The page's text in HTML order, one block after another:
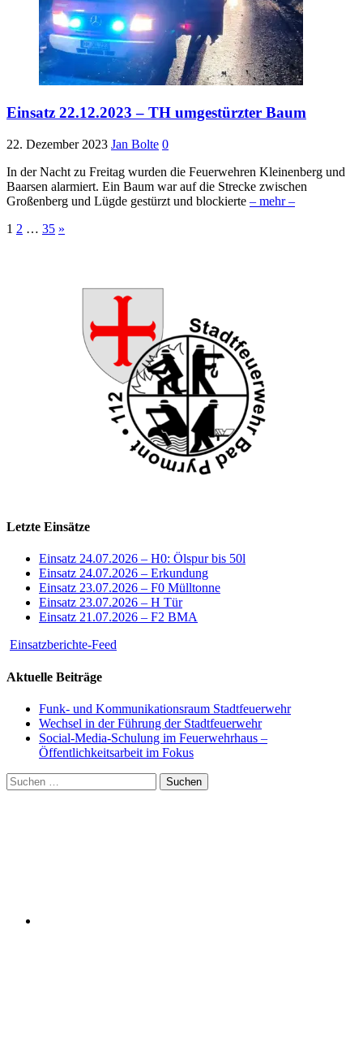
Einsatz 22.12.2023 – TH umgestürzter Baum
22. Dezember 2023 Jan Bolte 0
In der Nacht zu Freitag wurden die Feuerwehren Kleinenberg und
Baarsen alarmiert. Ein Baum war auf die Strecke zwischen
Großenberg und Lügde gestürzt und blockierte – mehr –
Seitennummerierung
1 2 … 35 »
Letzte Einsätze
Einsatz 24.07.2026 – H0: Ölspur bis 50l
Einsatz 24.07.2026 – Erkundung
Einsatz 23.07.2026 – F0 Mülltonne
Einsatz 23.07.2026 – H Tür
Einsatz 21.07.2026 – F2 BMA
Einsatzberichte-Feed
Aktuelle Beiträge
Funk- und Kommunikationsraum Stadtfeuerwehr
Wechsel in der Führung der Stadtfeuerwehr
Social-Media-Schulung im Feuerwehrhaus –
Öffentlichkeitsarbeit im Fokus
Suchen
nach: